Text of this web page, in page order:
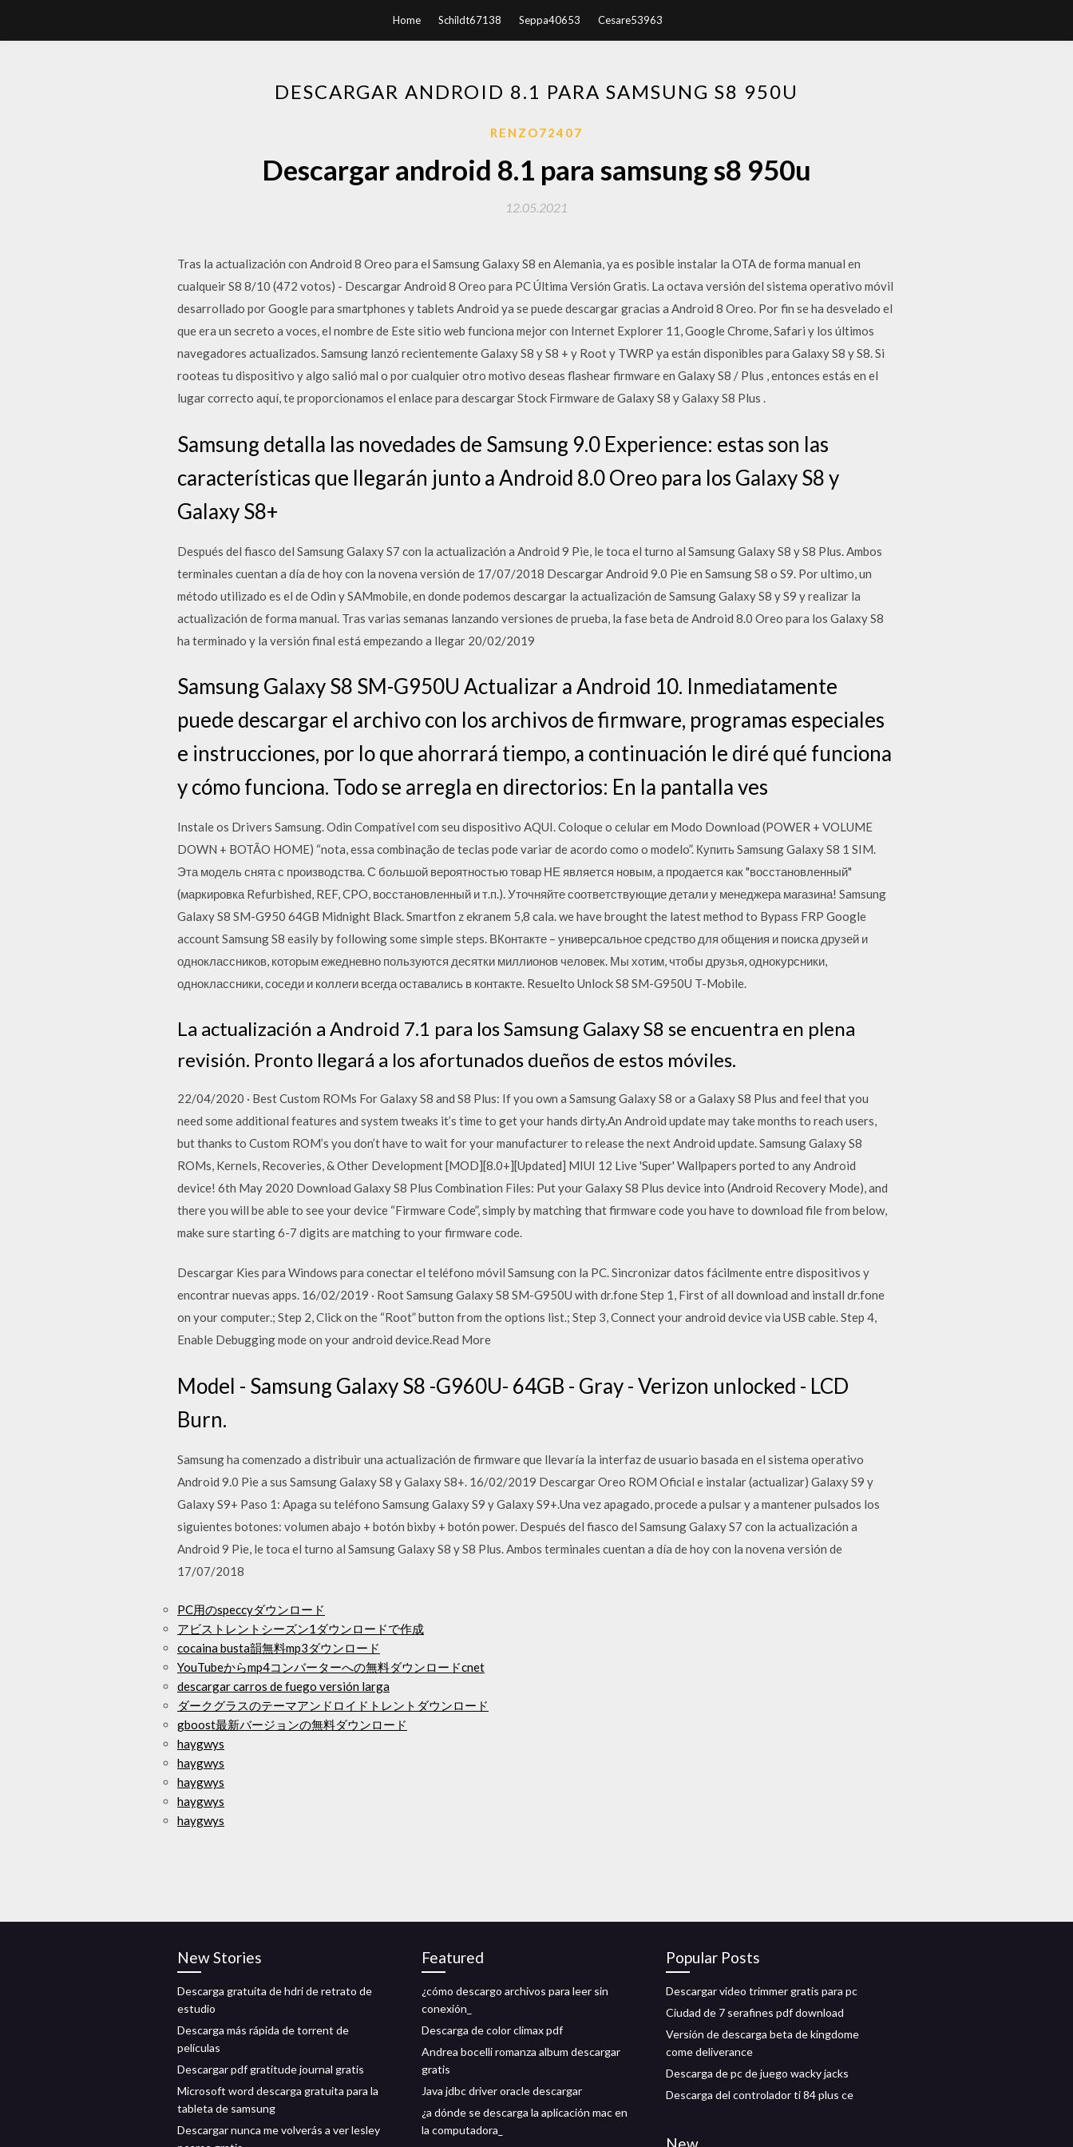
Home Schildt67138 Seppa40653 Cesare53963
DESCARGAR ANDROID 8.1 PARA SAMSUNG S8 950U
RENZO72407
Descargar android 8.1 para samsung s8 950u
12.05.2021
Tras la actualización con Android 8 Oreo para el Samsung Galaxy S8 en Alemania, ya es posible instalar la OTA de forma manual en
cualqueir S8 8/10 (472 votos) - Descargar Android 8 Oreo para PC Última Versión Gratis. La octava versión del sistema operativo móvil
desarrollado por Google para smartphones y tablets Android ya se puede descargar gracias a Android 8 Oreo. Por fin se ha desvelado el
que era un secreto a voces, el nombre de Este sitio web funciona mejor con Internet Explorer 11, Google Chrome, Safari y los últimos
navegadores actualizados. Samsung lanzó recientemente Galaxy S8 y S8 + y Root y TWRP ya están disponibles para Galaxy S8 y S8. Si
rooteas tu dispositivo y algo salió mal o por cualquier otro motivo deseas flashear firmware en Galaxy S8 / Plus , entonces estás en el
lugar correcto aquí, te proporcionamos el enlace para descargar Stock Firmware de Galaxy S8 y Galaxy S8 Plus .
Samsung detalla las novedades de Samsung 9.0 Experience: estas son las
características que llegarán junto a Android 8.0 Oreo para los Galaxy S8 y
Galaxy S8+
Después del fiasco del Samsung Galaxy S7 con la actualización a Android 9 Pie, le toca el turno al Samsung Galaxy S8 y S8 Plus. Ambos
terminales cuentan a día de hoy con la novena versión de 17/07/2018 Descargar Android 9.0 Pie en Samsung S8 o S9. Por ultimo, un
método utilizado es el de Odin y SAMmobile, en donde podemos descargar la actualización de Samsung Galaxy S8 y S9 y realizar la
actualización de forma manual. Tras varias semanas lanzando versiones de prueba, la fase beta de Android 8.0 Oreo para los Galaxy S8
ha terminado y la versión final está empezando a llegar 20/02/2019
Samsung Galaxy S8 SM-G950U Actualizar a Android 10. Inmediatamente
puede descargar el archivo con los archivos de firmware, programas especiales
e instrucciones, por lo que ahorrará tiempo, a continuación le diré qué funciona
y cómo funciona. Todo se arregla en directorios: En la pantalla ves
Instale os Drivers Samsung. Odin Compatível com seu dispositivo AQUI. Coloque o celular em Modo Download (POWER + VOLUME
DOWN + BOTÃO HOME) “nota, essa combinação de teclas pode variar de acordo como o modelo”. Купить Samsung Galaxy S8 1 SIM.
Эта модель снята с производства. С большой вероятностью товар НЕ является новым, а продается как "восстановленный"
(маркировка Refurbished, REF, CPO, восстановленный и т.п.). Уточняйте соответствующие детали у менеджера магазина! Samsung
Galaxy S8 SM-G950 64GB Midnight Black. Smartfon z ekranem 5,8 cala. we have brought the latest method to Bypass FRP Google
account Samsung S8 easily by following some simple steps. ВКонтакте – универсальное средство для общения и поиска друзей и
одноклассников, которым ежедневно пользуются десятки миллионов человек. Мы хотим, чтобы друзья, однокурсники,
одноклассники, соседи и коллеги всегда оставались в контакте. Resuelto Unlock S8 SM-G950U T-Mobile.
La actualización a Android 7.1 para los Samsung Galaxy S8 se encuentra en plena
revisión. Pronto llegará a los afortunados dueños de estos móviles.
22/04/2020 · Best Custom ROMs For Galaxy S8 and S8 Plus: If you own a Samsung Galaxy S8 or a Galaxy S8 Plus and feel that you
need some additional features and system tweaks it’s time to get your hands dirty.An Android update may take months to reach users,
but thanks to Custom ROM’s you don’t have to wait for your manufacturer to release the next Android update. Samsung Galaxy S8
ROMs, Kernels, Recoveries, & Other Development [MOD][8.0+][Updated] MIUI 12 Live 'Super' Wallpapers ported to any Android
device! 6th May 2020 Download Galaxy S8 Plus Combination Files: Put your Galaxy S8 Plus device into (Android Recovery Mode), and
there you will be able to see your device “Firmware Code”, simply by matching that firmware code you have to download file from below,
make sure starting 6-7 digits are matching to your firmware code.
Descargar Kies para Windows para conectar el teléfono móvil Samsung con la PC. Sincronizar datos fácilmente entre dispositivos y
encontrar nuevas apps. 16/02/2019 · Root Samsung Galaxy S8 SM-G950U with dr.fone Step 1, First of all download and install dr.fone
on your computer.; Step 2, Click on the “Root” button from the options list.; Step 3, Connect your android device via USB cable. Step 4,
Enable Debugging mode on your android device.Read More
Model - Samsung Galaxy S8 -G960U- 64GB - Gray - Verizon unlocked - LCD
Burn.
Samsung ha comenzado a distribuir una actualización de firmware que llevaría la interfaz de usuario basada en el sistema operativo
Android 9.0 Pie a sus Samsung Galaxy S8 y Galaxy S8+. 16/02/2019 Descargar Oreo ROM Oficial e instalar (actualizar) Galaxy S9 y
Galaxy S9+ Paso 1: Apaga su teléfono Samsung Galaxy S9 y Galaxy S9+.Una vez apagado, procede a pulsar y a mantener pulsados los
siguientes botones: volumen abajo + botón bixby + botón power. Después del fiasco del Samsung Galaxy S7 con la actualización a
Android 9 Pie, le toca el turno al Samsung Galaxy S8 y S8 Plus. Ambos terminales cuentan a día de hoy con la novena versión de
17/07/2018
PC用のspeccyダウンロード
アビストレントシーズン1ダウンロードで作成
cocaina busta韻無料mp3ダウンロード
YouTubeからmp4コンバーターへの無料ダウンロードcnet
descargar carros de fuego versión larga
ダークグラスのテーマアンドロイドトレントダウンロード
gboost最新バージョンの無料ダウンロード
haygwys
haygwys
haygwys
haygwys
haygwys
New Stories
Descarga gratuita de hdri de retrato de
estudio
Descarga más rápida de torrent de
películas
Descargar pdf gratitude journal gratis
Microsoft word descarga gratuita para la
tableta de samsung
Descargar nunca me volverás a ver lesley
Featured
¿cómo descargo archivos para leer sin
conexión_
Descarga de color climax pdf
Andrea bocelli romanza album descargar
gratis
Java jdbc driver oracle descargar
¿a dónde se descarga la aplicación mac en
la computadora_
Popular Posts
Descargar video trimmer gratis para pc
Ciudad de 7 serafines pdf download
Versión de descarga beta de kingdome
come deliverance
Descarga de pc de juego wacky jacks
Descarga del controlador ti 84 plus ce